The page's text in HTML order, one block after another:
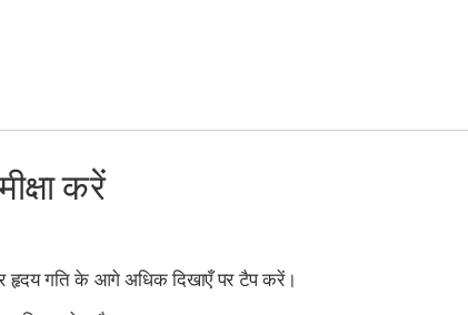
करें
हृदय गति के आगे अधिक दिखाएँ पर टैप करें।